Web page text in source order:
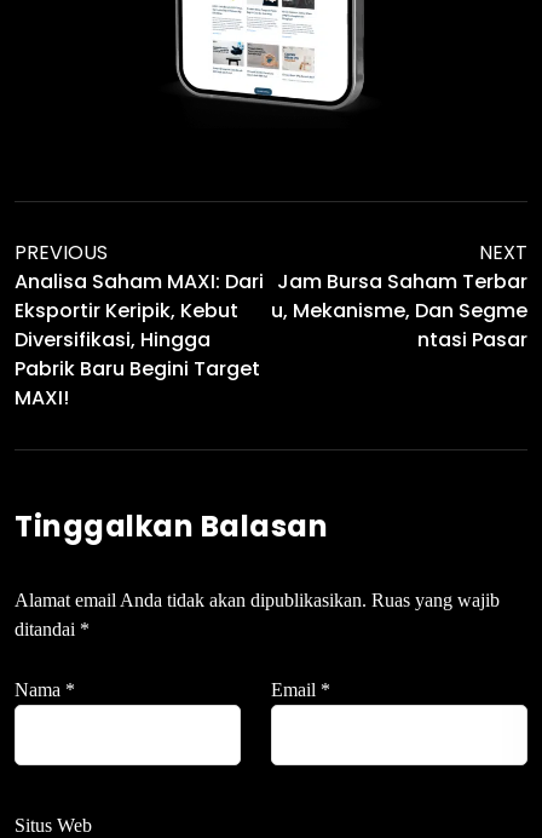
PREVIOUS
Analisa Saham MAXI: Dari
Eksportir Keripik, Kebut
Diversifikasi, Hingga
Pabrik Baru Begini Target
MAXI!
NEXT
Jam Bursa Saham Terbar
U, Mekanisme, Dan Segme
Ntasi Pasar
Tinggalkan Balasan
Alamat email Anda tidak akan dipublikasikan. Ruas yang wajib
ditandai *
Nama * Email *
Situs Web